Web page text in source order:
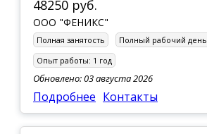
48250 руб.
ООО "ФЕНИКС"
Полная занятость
Полный рабочий день
Опыт работы: 1 год
Обновлено: 03 августа 2026
Подробнее Контакты